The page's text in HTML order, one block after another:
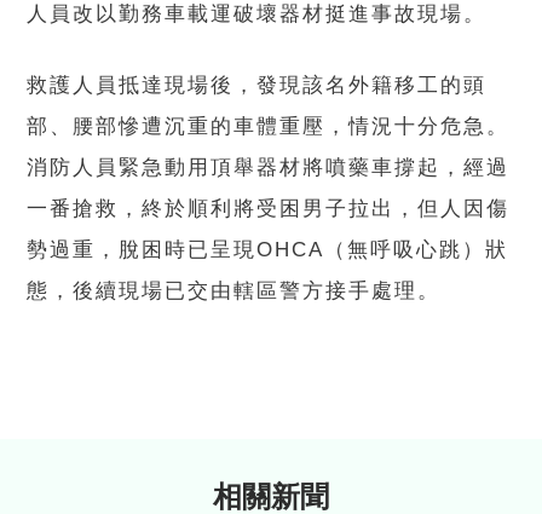
人員改以勤務車載運破壞器材挺進事故現場。
救護人員抵達現場後，發現該名外籍移工的頭
部、腰部慘遭沉重的車體重壓，情況十分危急。
消防人員緊急動用頂舉器材將噴藥車撐起，經過
一番搶救，終於順利將受困男子拉出，但人因傷
勢過重，脫困時已呈現OHCA（無呼吸心跳）狀
態，後續現場已交由轄區警方接手處理。
相關新聞